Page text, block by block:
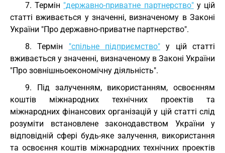
7. Термін "державно-приватне партнерство"у цій
статті вживається у значенні, визначеному в Законі
України "Про державно-приватне партнерство".
8. Термін "спільне підприємство" у цій статті
вживається у значенні, визначеному в Законі України
"Про зовнішньоекономічну діяльність".
9. Під залученням, використанням, освоєнням
коштів міжнародних технічних проектів та
міжнародних фінансових організацій у цій статті слід
розуміти встановлене законодавством України у
відповідній сфері будь-яке залучення, використання
та освоєння коштів міжнародних технічних проектів